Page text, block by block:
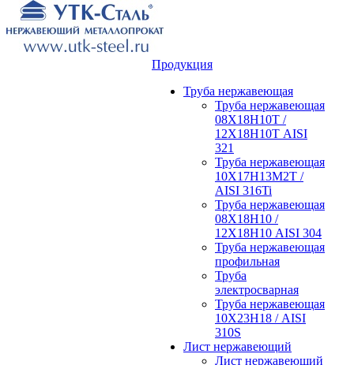
Продукция
Труба нержавеющая
Труба нержавеющая
08Х18Н10Т /
12Х18Н10Т AISI
321
Труба нержавеющая
10Х17Н13М2Т /
AISI 316Ti
Труба нержавеющая
08Х18Н10 /
12Х18Н10 AISI 304
Труба нержавеющая
профильная
Труба
электросварная
Труба нержавеющая
10Х23Н18 / AISI
310S
Лист нержавеющий
Лист нержавеющий